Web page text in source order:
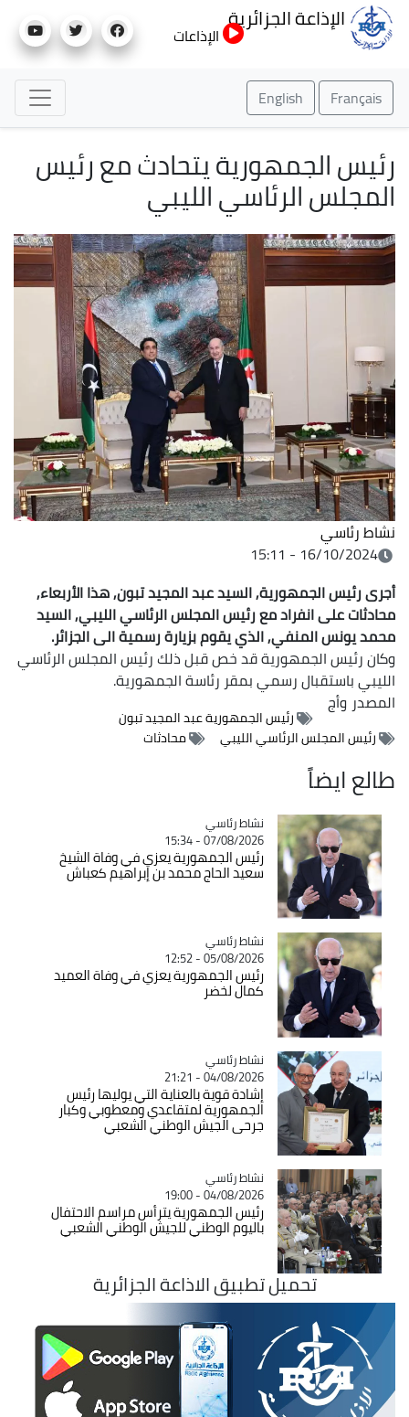
إلى
الإذاعة الجزائرية
الإذاعات
Français
English
رئيس الجمهورية يتحادث مع رئيس
المجلس الرئاسي الليبي
نشاط رئاسي
16/10/2024 - 15:11
أجرى رئيس الجمهورية, السيد عبد المجيد تبون, هذا الأربعاء,
محادثات على انفراد مع رئيس المجلس الرئاسي الليبي, السيد
محمد يونس المنفي, الذي يقوم بزيارة رسمية الى الجزائر.
وكان رئيس الجمهورية قد خص قبل ذلك رئيس المجلس الرئاسي
الليبي باستقبال رسمي بمقر رئاسة الجمهورية.
المصدروأج
رئيس الجمهورية عبد المجيد تبون
رئيس المجلس الرئاسي الليبي
محادثات
طالع ايضاً
Catégorie
نشاط رئاسي
07/08/2026 - 15:34
رئيس الجمهورية يعزي في وفاة الشيخ
سعيد الحاج محمد بن إبراهيم كعباش
Catégorie
نشاط رئاسي
05/08/2026 - 12:52
رئيس الجمهورية يعزي في وفاة العميد
كمال لخضر
Catégorie
نشاط رئاسي
04/08/2026 - 21:21
إشادة قوية بالعناية التي يوليها رئيس
الجمهورية لمتقاعدي ومعطوبي وكبار
جرحى الجيش الوطني الشعبي
Catégorie
نشاط رئاسي
04/08/2026 - 19:00
رئيس الجمهورية يترأس مراسم الاحتفال
باليوم الوطني للجيش الوطني الشعبي
تحميل تطبيق الاذاعة الجزائرية